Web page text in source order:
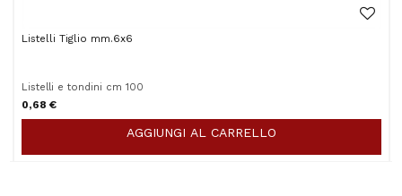
Listelli Tiglio mm.6x6
Listelli e tondini cm 100
0,68 €
AGGIUNGI AL CARRELLO